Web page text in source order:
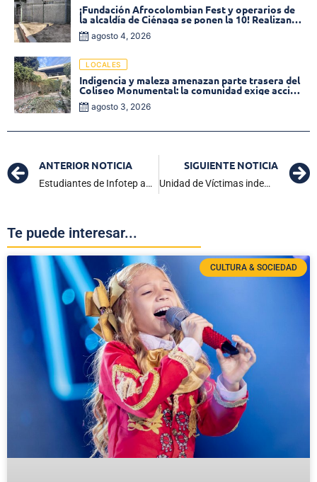
¡Fundación Afrocolombian Fest y operarios de
la alcaldía de Ciénaga se ponen la 10! Realizan
limpieza de la parte posterior del Coliseo
Monumental
agosto 4, 2026
LOCALES
Indigencia y maleza amenazan parte trasera del
Coliseo Monumental: la comunidad exige acción
inmediata!
agosto 3, 2026
ANTERIOR NOTICIA
Estudiantes de Infotep ampliarán su formación con Diplomado en Auditoría de SG-SST
SIGUIENTE NOTICIA
Unidad de Víctimas indemnizó a 329 personas con más de $12.500 millones en el Magdalena
Te puede interesar...
CULTURA & SOCIEDAD